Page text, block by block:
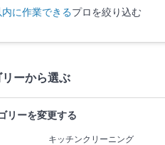
内に作業できるプロを絞り込む
ーから選ぶ
リーを変更する
キッチンクリーニング